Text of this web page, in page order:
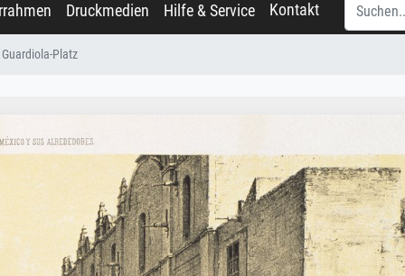
Druckmedien Hilfe & Service Kontakt
Guardiola-Platz